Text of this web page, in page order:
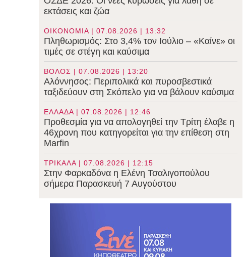
εκτάσεις και ζώα
ΟΙΚΟΝΟΜΙΑ | 07.08.2026 | 13:32
Πληθωρισμός: Στο 3,4% τον Ιούλιο – «Καίνε» οι
τιμές σε στέγη και καύσιμα
ΒΟΛΟΣ | 07.08.2026 | 13:20
Αλόννησος: Περιπολικά και πυροσβεστικά
ταξιδεύουν στη Σκόπελο για να βάλουν καύσιμα
ΕΛΛΑΔΑ | 07.08.2026 | 12:46
Προθεσμία για να απολογηθεί την Τρίτη έλαβε η
46χρονη που κατηγορείται για την επίθεση στη
Marfin
ΤΡΙΚΑΛΑ | 07.08.2026 | 12:15
Στην Φαρκαδόνα η Ελένη Τσαλιγοπούλου
σήμερα Παρασκευή 7 Αυγούστου